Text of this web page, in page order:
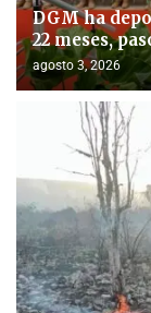
DGM ha
22 meses,
agosto 3, 2026